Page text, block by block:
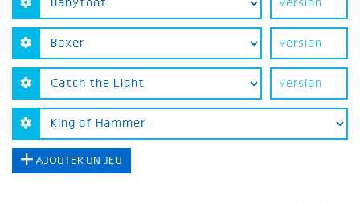
AJOUTER UN JEU